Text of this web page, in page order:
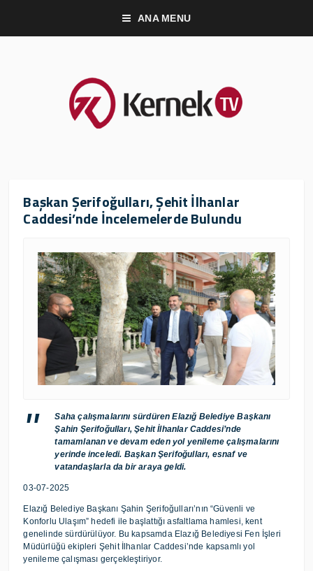
ANA MENU
Başkan Şerifoğulları, Şehit İlhanlar
Caddesi’nde İncelemelerde Bulundu
Saha çalışmalarını sürdüren Elazığ Belediye Başkanı
Şahin Şerifoğulları, Şehit İlhanlar Caddesi’nde
tamamlanan ve devam eden yol yenileme çalışmalarını
yerinde inceledi. Başkan Şerifoğulları, esnaf ve
vatandaşlarla da bir araya geldi.
03-07-2025
Elazığ Belediye Başkanı Şahin Şerifoğulları’nın “Güvenli ve
Konforlu Ulaşım” hedefi ile başlattığı asfaltlama hamlesi, kent
genelinde sürdürülüyor. Bu kapsamda Elazığ Belediyesi Fen İşleri
Müdürlüğü ekipleri Şehit İlhanlar Caddesi’nde kapsamlı yol
yenileme çalışması gerçekleştiriyor.